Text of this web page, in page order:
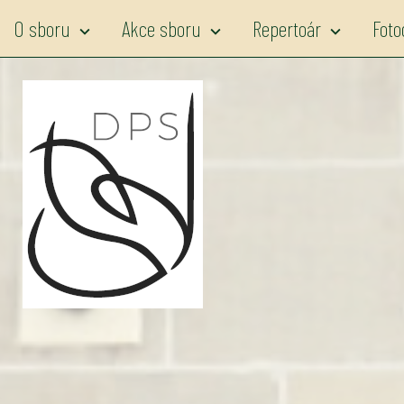
O sboru expand_more Akce sboru expand_more Repertoár expand_more